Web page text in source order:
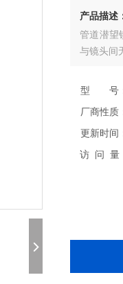
产品描述
管道潜望
与镜头间
型 号
厂商性质
更新时间
访 问 量